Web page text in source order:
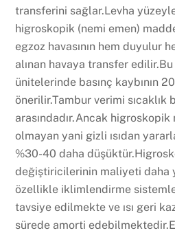
transferini sağlar.Levha
higroskopik (nemi emen)
egzoz havasının hem duyulur
alınan havaya transfer edilir.Bu
ünitelerinde basınç kaybının
önerilir.Tambur verimi sıcaklık
arasındadır.Ancak higroskopik
olmayan yani gizli ısıdan
%30-40 daha
değiştiricilerinin maliyeti daha
özellikle iklimlendirme
tavsiye edilmekte ve ısı geri
sürede amorti